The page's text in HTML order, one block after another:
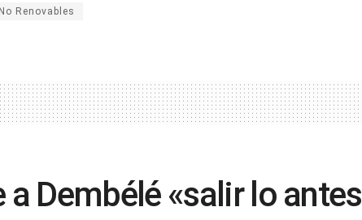
Renovables
a Dembélé «salir lo antes